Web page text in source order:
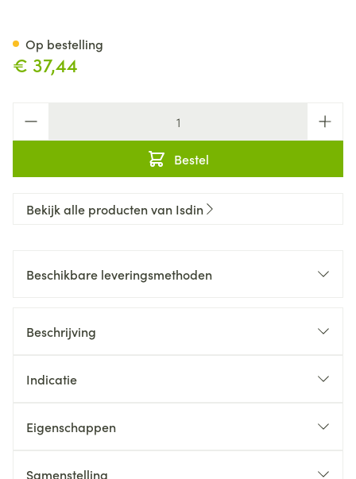
€ 37,44
Bestel
Op bestelling
Bekijk alle producten van Isdin
Beschikbare leveringsmethoden
Beschrijving
Indicatie
Eigenschappen
Samenstelling